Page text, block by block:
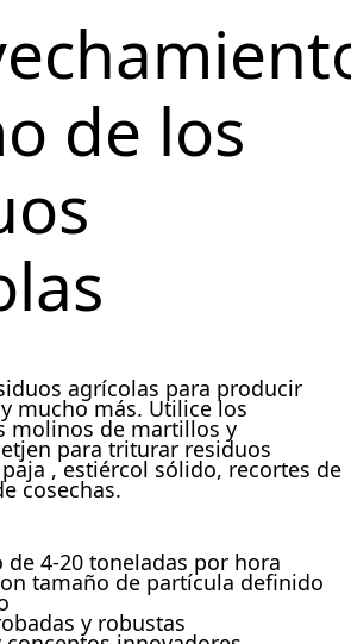
de los
agrícolas para producir
mucho más. Utilice los
molinos de martillos y
para triturar residuos
, estiércol sólido, recortes de
cosechas.
de 4-20 toneladas por hora
tamaño de partícula definido
y robustas